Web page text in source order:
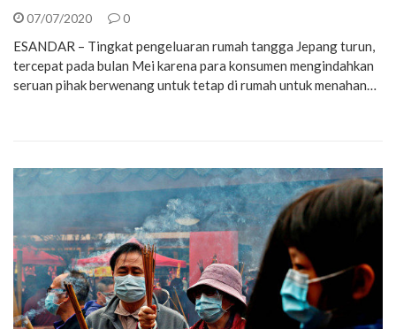
07/07/2020 0
ESANDAR – Tingkat pengeluaran rumah tangga Jepang turun,
tercepat pada bulan Mei karena para konsumen mengindahkan
seruan pihak berwenang untuk tetap di rumah untuk menahan…